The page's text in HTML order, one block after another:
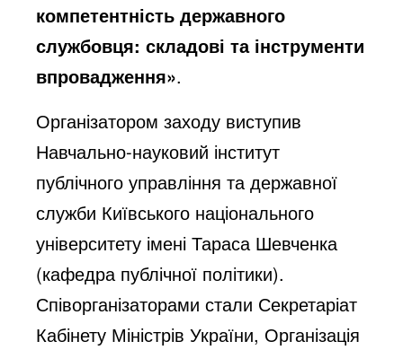
компетентність державного
службовця: складові та інструменти
впровадження».
Організатором заходу виступив
Навчально-науковий інститут
публічного управління та державної
служби Київського національного
університету імені Тараса Шевченка
(кафедра публічної політики).
Співорганізаторами стали Секретаріат
Кабінету Міністрів України, Організація